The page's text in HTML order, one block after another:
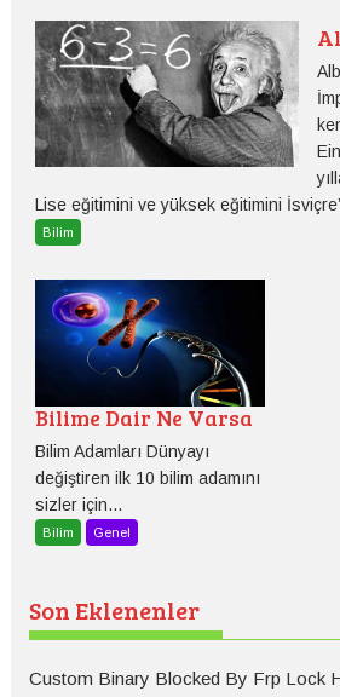
Lise eğitimini ve yüksek eğitimini
Bilim
Bilime Dair Ne Varsa
Bilim Adamları Dünyayı
değiştiren ilk 10 bilim adamını
sizler için...
Bilim Genel
Son Eklenenler
Custom Binary Blocked By Frp Lock